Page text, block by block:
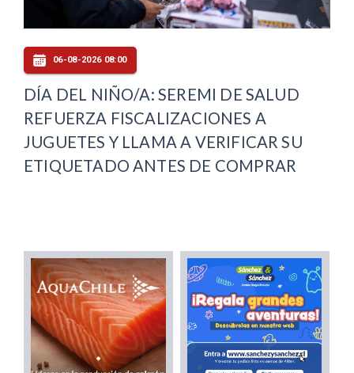
06-08-2026 08:00
DÍA DEL NIÑO/A: SEREMI DE SALUD
REFUERZA FISCALIZACIONES A
JUGUETES Y LLAMA A VERIFICAR SU
ETIQUETADO ANTES DE COMPRAR